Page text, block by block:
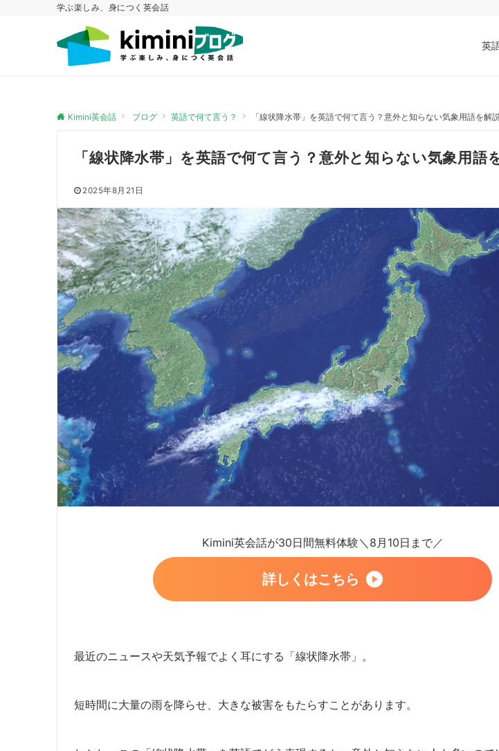
学ぶ楽しみ、身につく英会話
英
Kimini英会話 ブログ 英語で何て言う？ 「線状降水帯」を英語で何て言う？意外と知らない気象用語を解説
「線状降水帯」を英語で何て言う？意外と知らない気象用語
2025年8月21日
Kimini英会話が30日間無料体験＼8月10日まで／
詳しくはこちら
最近のニュースや天気予報でよく耳にする「線状降水帯」。
短時間に大量の雨を降らせ、大きな被害をもたらすことがあります。